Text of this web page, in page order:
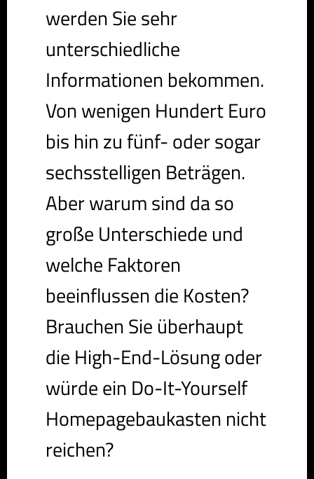
werden Sie sehr
unterschiedliche
Informationen bekommen.
Von wenigen Hundert Euro
bis hin zu fünf- oder sogar
sechsstelligen Beträgen.
Aber warum sind da so
große Unterschiede und
welche Faktoren
beeinflussen die Kosten?
Brauchen Sie überhaupt
die High-End-Lösung oder
würde ein Do-It-Yourself
Homepagebaukasten nicht
reichen?